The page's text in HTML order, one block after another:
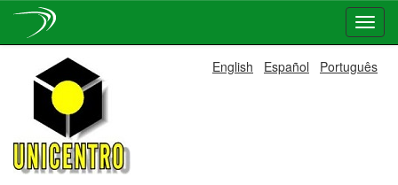
navigation
English Español Português